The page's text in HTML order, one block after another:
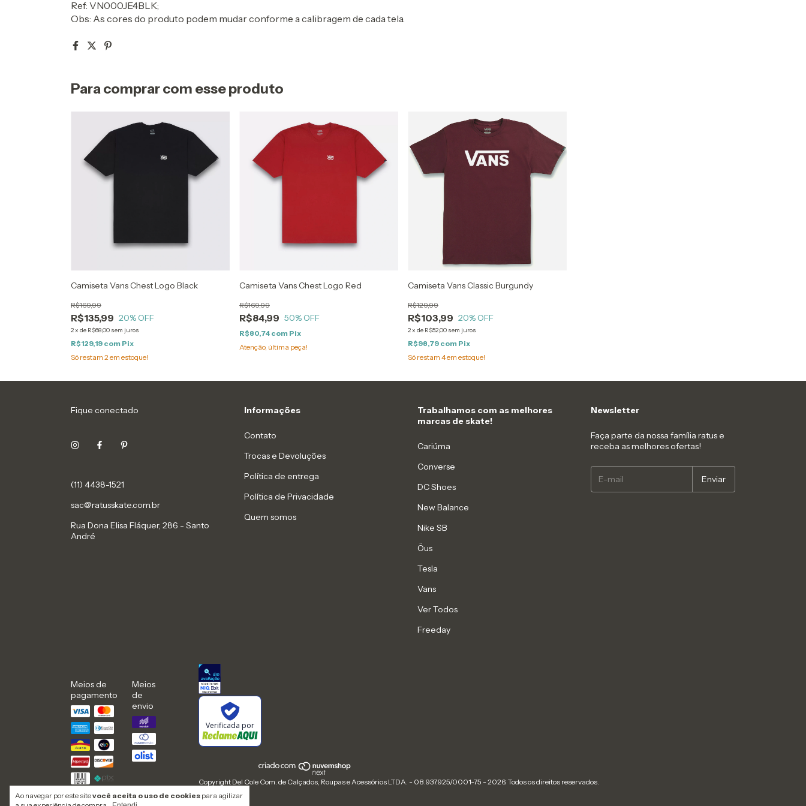
Ao navegar por este sitevocê aceita o uso de cookies para agilizar
Ref: VN000JE4BLK;
Obs: As cores do produto podem mudar conforme a calibragem de cada tela.
Para comprar com esse produto
Camiseta Vans Chest Logo Black
R$135,99
R$169,99
20% OFF
2x de R$68,00 sem juros
R$129,19 com Pix
Só restam 2em estoque!
Camiseta Vans Chest Logo Red
R$84,99
R$169,99
50% OFF
R$80,74 com Pix
Atenção, última peça!
Camiseta Vans Classic Burgundy
R$103,99
R$129,99
20% OFF
2x de R$52,00 sem juros
R$98,79 com Pix
Só restam 4em estoque!
Fique conectado
(11) 4438-1521
sac@ratusskate.com.br
Rua Dona Elisa Fláquer, 286 - Santo
André
Informações
Contato
Trocas e Devoluções
Política de entrega
Política de Privacidade
Quem somos
Trabalhamos com as melhores
marcas de skate!
Cariúma
Converse
DC Shoes
New Balance
Nike SB
Öus
Tesla
Vans
Ver Todos
Freeday
Newsletter
Faça parte da nossa família ratus e
receba as melhores ofertas!
Meios de
pagamento
Meios
de
envio
Verificada por
Copyright Del Cole Com. de Calçados, Roupas e Acessórios LTDA. - 08.937.925/0001-75 - 2026. Todos os direitos reservados.